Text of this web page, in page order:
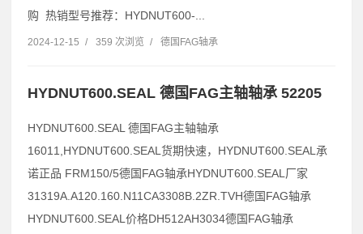
购 热销型号推荐：HYDNUT600-...
2024-12-15 / 359 次浏览 / 德国FAG轴承
HYDNUT600.SEAL 德国FAG主轴轴承 52205
HYDNUT600.SEAL 德国FAG主轴轴承
16011,HYDNUT600.SEAL货期快速，HYDNUT600.SEAL承
诺正品 FRM150/5德国FAG轴承HYDNUT600.SEAL厂家
31319A.A120.160.N11CA3308B.2ZR.TVH德国FAG轴承
HYDNUT600.SEAL价格DH512AH3034德国FAG轴承